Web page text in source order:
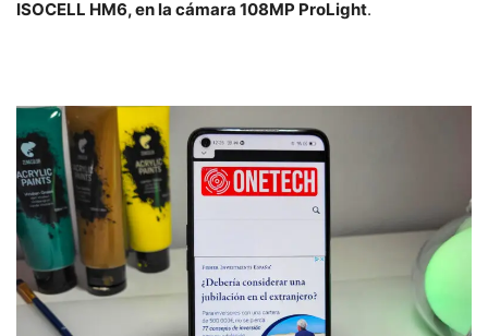
ISOCELL HM6, en la cámara 108MP ProLight.